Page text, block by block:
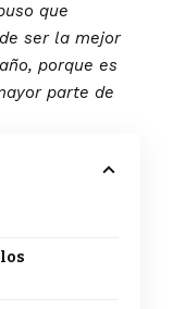
que
ser la mejor
porque es
parte de